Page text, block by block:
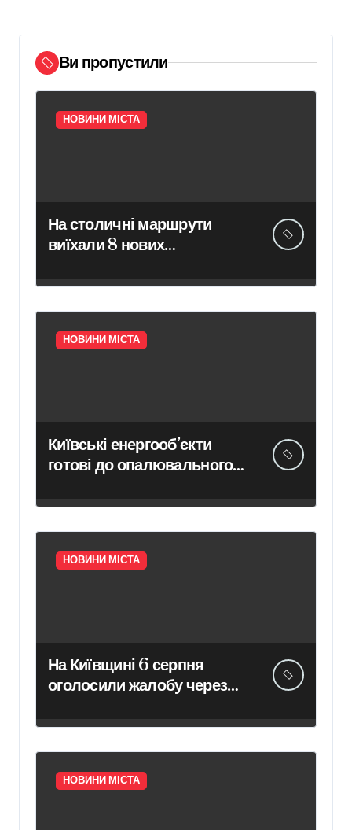
Ви пропустили
НОВИНИ МІСТА
На столичні маршрути
виїхали 8 нових
тролейбусів
НОВИНИ МІСТА
Київські енергооб’єкти
готові до опалювального
НОВИНИ МІСТА
На Київщині 6 серпня
оголосили жалобу через
російського удару
НОВИНИ МІСТА